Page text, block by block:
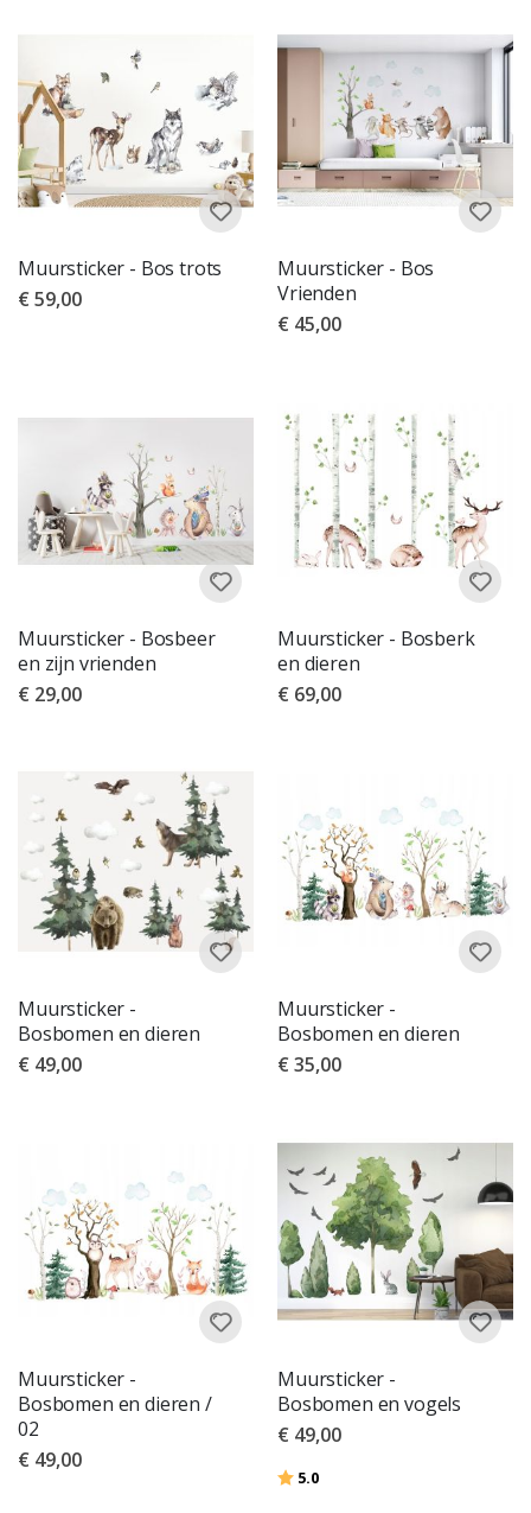
Muursticker - Bos trots
€ 59,00
Muursticker - Bos
Vrienden
€ 45,00
Muursticker - Bosbeer
en zijn vrienden
€ 29,00
Muursticker - Bosberk
en dieren
€ 69,00
Muursticker -
Bosbomen en dieren
€ 49,00
Muursticker -
Bosbomen en dieren
€ 35,00
Muursticker -
Bosbomen en dieren /
02
€ 49,00
Muursticker -
Bosbomen en vogels
€ 49,00
Beoordeling:
5.0